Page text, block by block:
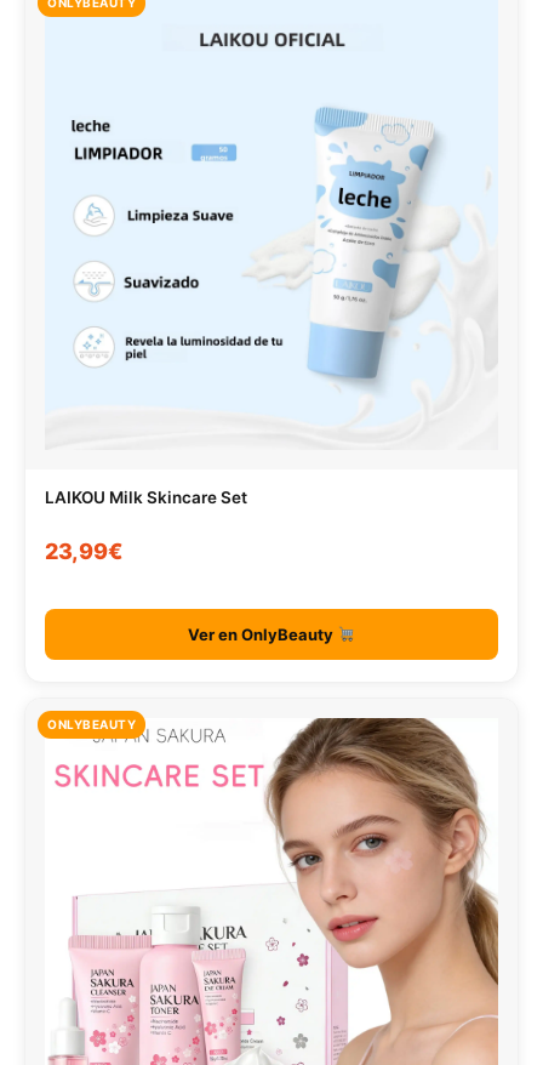
LAIKOU Milk Skincare Set
23,99€
Ver en OnlyBeauty
ONLYBEAUTY